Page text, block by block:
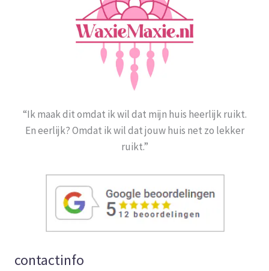
“Ik maak dit omdat ik wil dat mijn huis heerlijk ruikt.
En eerlijk? Omdat ik wil dat jouw huis net zo lekker
ruikt.”
contactinfo